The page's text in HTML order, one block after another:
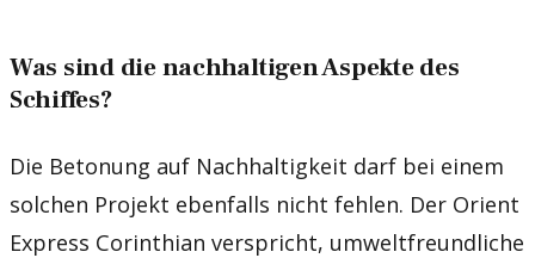
Was sind die nachhaltigen Aspekte des
Schiffes?
Die Betonung auf Nachhaltigkeit darf bei einem
solchen Projekt ebenfalls nicht fehlen. Der Orient
Express Corinthian verspricht, umweltfreundliche